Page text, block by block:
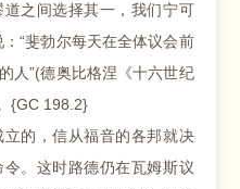
之间选择其一，我们宁可
“斐勃尔每天在全体议会前
人”(德奥比格涅《十六世纪
{GC 198.2}
的，信从福音的各邦就决
。这时路德仍在瓦姆斯议